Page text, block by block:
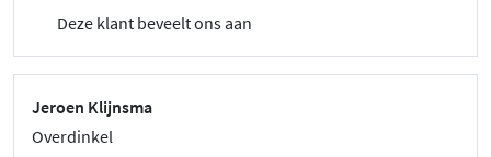
Deze klant beveelt ons aan
Jeroen Klijnsma
Overdinkel